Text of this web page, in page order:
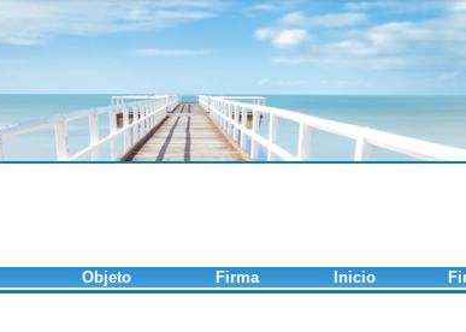
Objeto Firma Inicio